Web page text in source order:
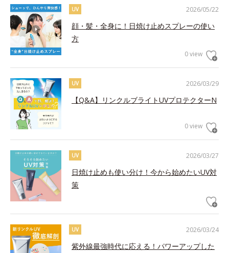
2026/05/22
UV
顔・髪・全身に！日焼け止めスプレーの使い
方
0 view
2026/03/29
UV
【Q&A】リンクルブライトUVプロテクターN
0 view
2026/03/27
UV
日焼け止めも使い分け！今から始めたいUV対
策
2026/03/24
UV
紫外線最強時代に応える！パワーアップした